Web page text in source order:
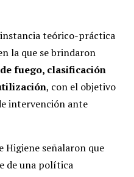
teórico-práctica
la que se brindaron
fuego, clasificación
, con el objetivo
intervención ante
Higiene señalaron que
de una política